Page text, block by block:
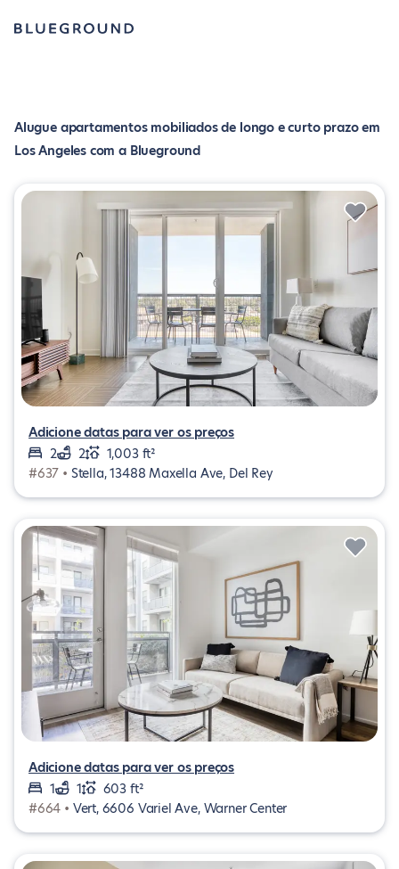
Alugue apartamentos mobiliados de longo e curto prazo em
Los Angeles com a Blueground
Adicione datas para ver os preços
2
2
1,003 ft²
#637 • Stella, 13488 Maxella Ave, Del Rey
Adicione datas para ver os preços
1
1
603 ft²
#664 • Vert, 6606 Variel Ave, Warner Center